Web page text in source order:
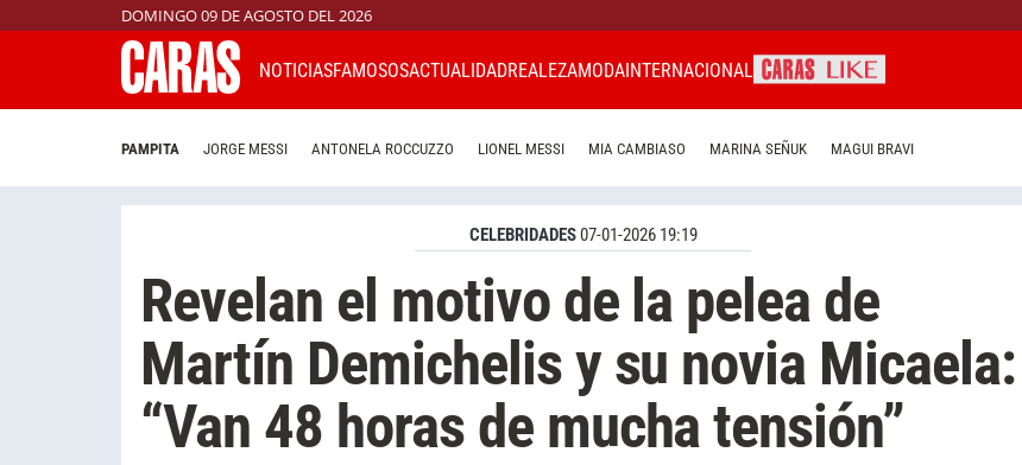
DOMINGO 09 DE AGOSTO DEL 2026
NOTICIASFAMOSOSACTUALIDADREALEZAMODAINTERNACIONAL
PAMPITA JORGE MESSI ANTONELA ROCCUZZO LIONEL MESSI MIA CAMBIASO MARINA SEÑUK MAGUI BRAVI
CELEBRIDADES07-01-2026 19:19
Revelan el motivo de la pelea de
Martín Demichelis y su novia Micaela:
“Van 48 horas de mucha tensión”